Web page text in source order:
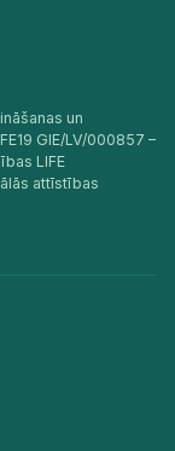
un
GIE/LV/000857 –
LIFE
attīstības